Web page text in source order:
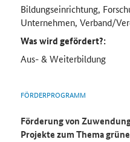
Bildungseinrichtung,
Unternehmen, Verband/
Was wird gefördert?:
Aus- & Weiterbildung
FÖRDERPROGRAMM
Förderung von
Projekte zum Thema